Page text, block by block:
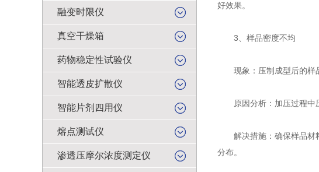
融变时限仪
真空干燥箱
药物稳定性试验仪
智能透皮扩散仪
智能片剂四用仪
熔点测试仪
渗透压摩尔浓度测定仪
好效果。
3、样品密度不均
现象：压制成型后的样品
原因分析：加压过程中压
解决措施：确保样品材料
分布。